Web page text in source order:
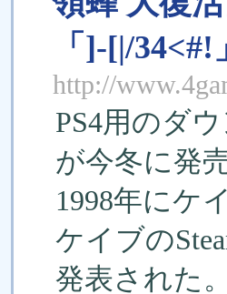
「]-[|/
http://
PS4用のダ
が今冬に発
1998年にケ
ケイブの
発表された